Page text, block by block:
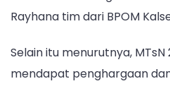
Rayhana tim dari BPOM
Selain itu menurutnya, MTsN
mendapat penghargaan